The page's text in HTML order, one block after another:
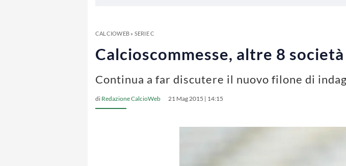
CALCIOWEB» SERIE C
Calcioscommesse, altre 8
Continua a far discutere il nuovo filone di
di Redazione CalcioWeb 21 Mag 2015 | 14:15